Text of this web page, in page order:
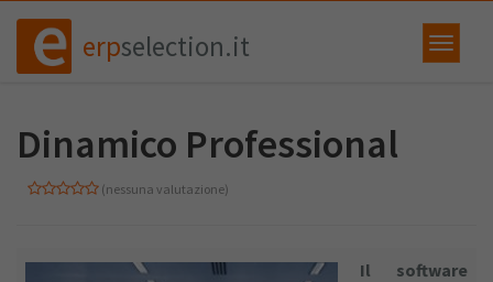
erpselection.it
Dinamico Professional
(nessuna valutazione)
Il software